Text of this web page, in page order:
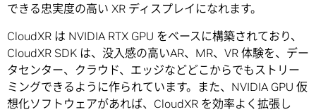
できる忠実度の高い XR ディスプレイになれます。
CloudXR は NVIDIA RTX GPU をベースに構築されており、
CloudXR SDK は、没入感の高いAR、MR、VR 体験を、デー
タセンター、クラウド、エッジなどどこからでもストリー
ミングできるように作られています。また、NVIDIA GPU 仮
想化ソフトウェアがあれば、CloudXR を効率よく拡張し